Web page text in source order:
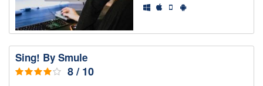
Sing! By Smule
8 / 10